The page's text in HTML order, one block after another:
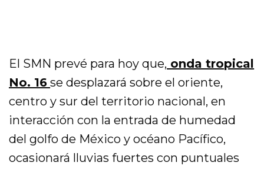
El SMN prevé para hoy que, onda tropical
No. 16 se desplazará sobre el oriente,
centro y sur del territorio nacional, en
interacción con la entrada de humedad
del golfo de México y océano Pacífico,
ocasionará lluvias fuertes con puntuales